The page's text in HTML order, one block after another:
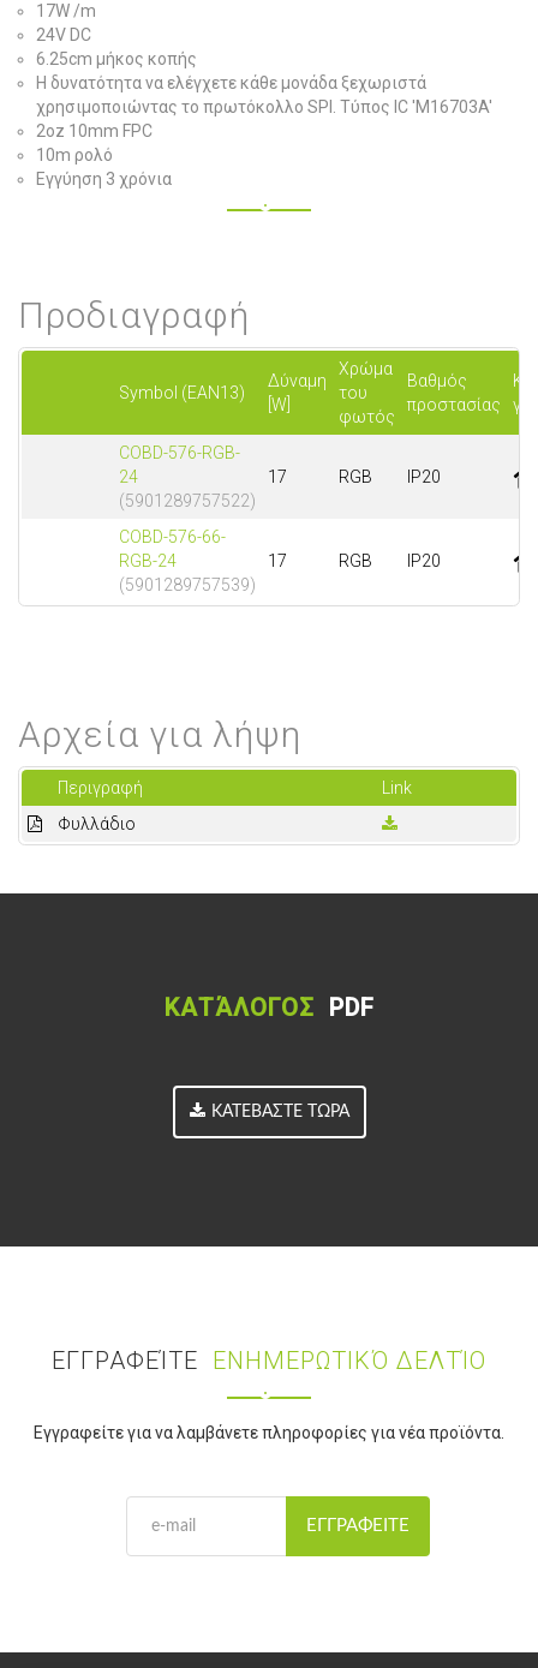
17W /m
24V DC
6.25cm μήκος κοπής
Η δυνατότητα να ελέγχετε κάθε μονάδα ξεχωριστά
χρησιμοποιώντας το πρωτόκολλο SPI. Τύπος IC 'M16703A'
2oz 10mm FPC
10m ρολό
Εγγύηση 3 χρόνια
Προδιαγραφή
Symbol (EAN13)
Δύναμη
[W]
Χρώμα
του
φωτός
Βαθμός
προστασίας
COBD-576-RGB-
24
(5901289757522)
17 RGB IP20
COBD-576-66-
RGB-24
(5901289757539)
17 RGB IP20
Αρχεία για λήψη
Περιγραφή
Link
Φυλλάδιο
ΚΑΤΆΛΟΓΟΣ PDF
ΚΑΤΕΒΆΣΤΕ ΤΏΡΑ
ΕΓΓΡΑΦΕΊΤΕ ΕΝΗΜΕΡΩΤΙΚΌ ΔΕΛΤΊΟ
Εγγραφείτε για να λαμβάνετε πληροφορίες για νέα προϊόντα.
ΕΓΓΡΑΦΕΊΤΕ